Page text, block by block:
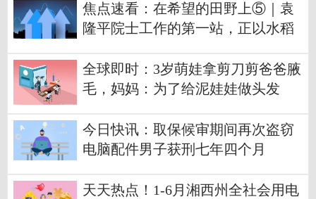
焦点速看：在希望的田野上⑤｜袁
隆平院士工作的第一站，正以水稻
全球即时：3岁萌娃拿剪刀剪爸爸腋
毛，妈妈：为了给泥娃娃做头发
今日快讯：取保候审期间再次盗窃
电脑配件男子获刑七年四个月
天天热点！1-6月湘西州全社会用电